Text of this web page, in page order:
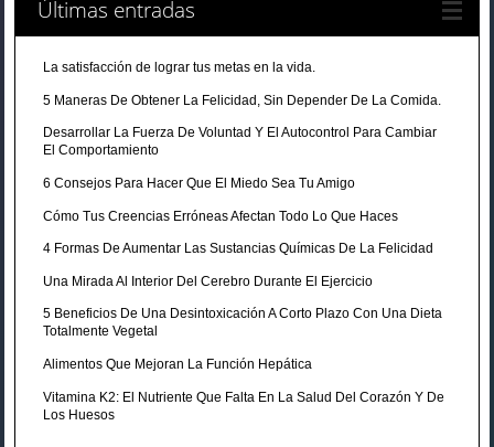
Últimas entradas
La satisfacción de lograr tus metas en la vida.
5 Maneras De Obtener La Felicidad, Sin Depender De La Comida.
Desarrollar La Fuerza De Voluntad Y El Autocontrol Para Cambiar
El Comportamiento
6 Consejos Para Hacer Que El Miedo Sea Tu Amigo
Cómo Tus Creencias Erróneas Afectan Todo Lo Que Haces
4 Formas De Aumentar Las Sustancias Químicas De La Felicidad
Una Mirada Al Interior Del Cerebro Durante El Ejercicio
5 Beneficios De Una Desintoxicación A Corto Plazo Con Una Dieta
Totalmente Vegetal
Alimentos Que Mejoran La Función Hepática
Vitamina K2: El Nutriente Que Falta En La Salud Del Corazón Y De
Los Huesos